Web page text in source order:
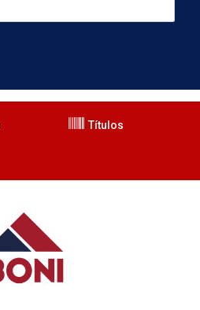
Títulos